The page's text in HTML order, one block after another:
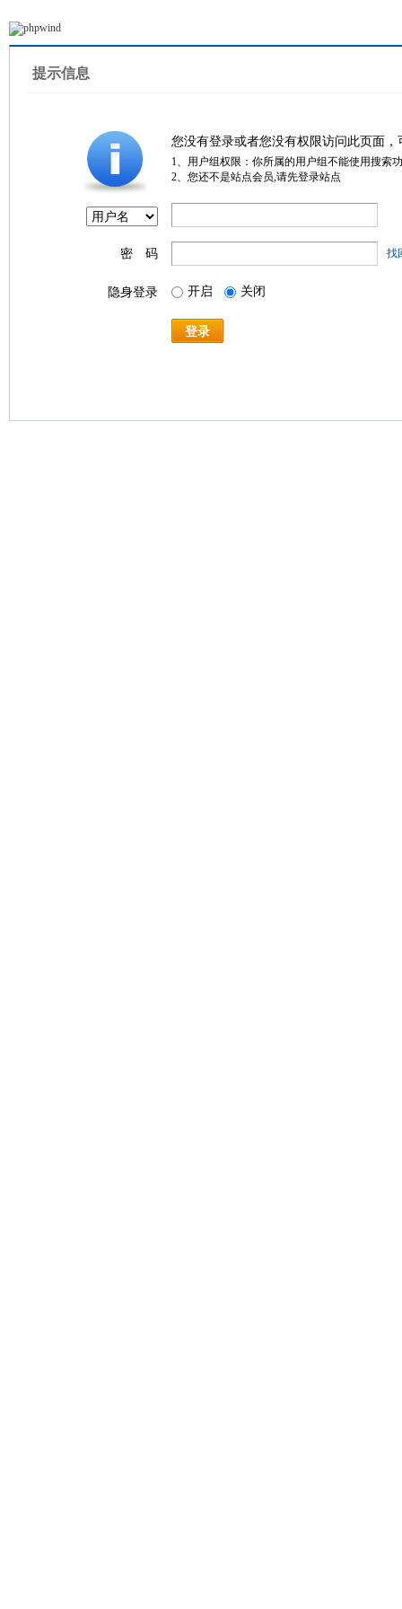
提示信息
您没有登录或者您没有权限访问此页面
1、用户组权限：你所属的用户组不能使用搜索
2、您还不是站点会员,请先登录站点
密 码 找
隐身登录 开启 关闭
登录